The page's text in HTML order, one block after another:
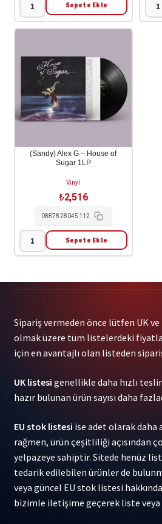
77
-
Gloom
Sepete Ekle
!!!
(Sandy) Alex G – House of
Sugar 1LP
Vinyl
₺2,516
0887828045112
(Sandy)
of
Sugar
1LP
Sepete Ekle
Sipariş vermeden önce lütfen UK
olmak üzere tüm listelerdeki
için en avantajlı olan listeden
UK listesi genellikle daha hızlı
hazır bulunan ürün sayısı daha
EU stok listesi ise adet olarak daha
rağmen, ürün çeşitliliği açısından
yelpazeye sahiptir. Sitede henüz
tedarik edilebilen ürünler de
veya güncel EU stok listesi
bizimle iletişime geçerek liste